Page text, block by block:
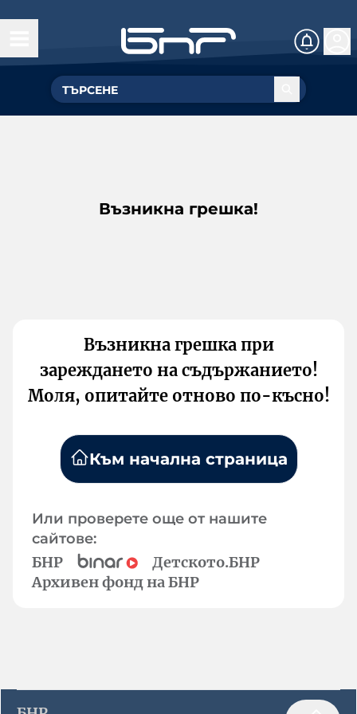
Възникна грешка!
Възникна грешка при
зареждането на съдържанието!
Моля, опитайте отново по-късно!
Към начална страница
Или проверете още от нашите
сайтове:
БНР
Детското.БНР
Архивен фонд на БНР